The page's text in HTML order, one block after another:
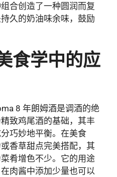
合创造了一种圆润而复
久的奶油味余味，鼓励
食学中的应
8 年朗姆酒是调酒的绝
致鸡尾酒的基础，其丰
巧妙地平衡。在美食
香草甜点完美搭配，其
肴增色不少。它的用途
肉酱中添加少量也可以